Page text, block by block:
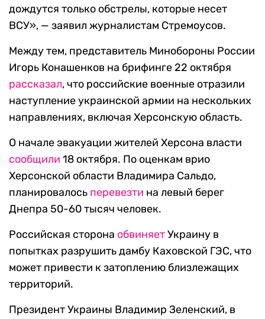
дождутся только обстрелы, которые несет
ВСУ», — заявил журналистам Стремоусов.
Между тем, представитель Минобороны России
Игорь Конашенков на брифинге 22 октября
рассказал, что российские военные отразили
наступление украинской армии на нескольких
направлениях, включая Херсонскую область.
О начале эвакуации жителей Херсона власти
сообщили 18 октября. По оценкам врио
Херсонской области Владимира Сальдо,
планировалось перевезти на левый берег
Днепра 50-60 тысяч человек.
Российская сторона обвиняетУкраину в
попытках разрушить дамбу Каховской ГЭС, что
может привести к затоплению близлежащих
территорий.
Президент Украины Владимир Зеленский, в